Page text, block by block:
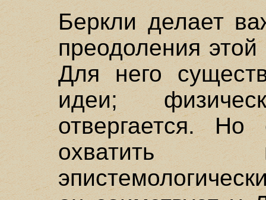
Беркли делает
преодоления этой
Для него
идеи;
отвергается.
охватить